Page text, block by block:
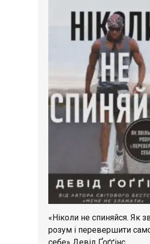
«Ніколи не спиняйся. Як
розум і перевершити